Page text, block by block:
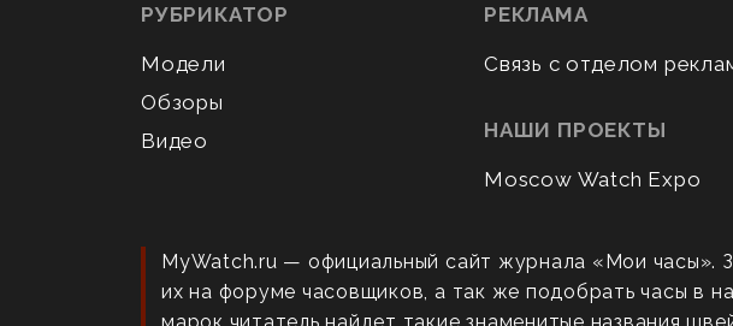
РУБРИКАТОР
Модели
Обзоры
Видео
РЕКЛАМА
Связь с отделом
НАШИ ПРОЕКТЫ
Moscow Watch Expo
MyWatch.ru — официальный сайт журнала «Мои часы».
их на форуме часовщиков, а так же подобрать часы в